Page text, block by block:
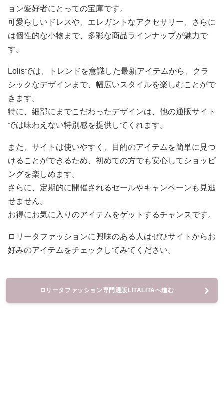
ョン愛好者にとっての宝庫です。
可愛らしいドレスや、エレガントなアクセサリー、さらに
は個性的な小物まで、多彩な商品ラインナップが魅力で
す。
Lolisでは、トレンドを意識した最新アイテムから、クラ
シックなデザインまで、幅広いスタイルを楽しむことがで
きます。
特に、細部にまでこだわったデザインは、他の通販サイト
では味わえない特別感を提供してくれます。
また、サイトは使いやすく、目的のアイテムを簡単に見つ
けることができるため、初めての方でも安心してショッピ
ングを楽しめます。
さらに、定期的に開催されるセールやキャンペーンも見逃
せません。
お得にお気に入りのアイテムをゲットするチャンスです。
ロリータファッションに興味のある人はぜひサイトからお
好みのアイテムをチェックしてみてください。
ロリータファッション専門通販LITALITAへ進む